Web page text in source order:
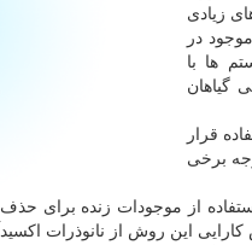
زیادی
در
ها با
گیاهان
قرار
برخی
از موجودات زنده برای
این روش از نانوذرات